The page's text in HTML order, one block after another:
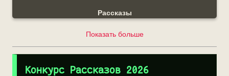
Рассказы
Показать больше
Конкурс Рассказов 2026